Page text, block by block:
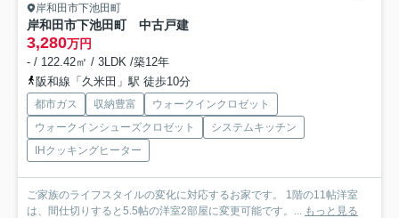
岸和田市下池田町
岸和田市下池田町 中古戸建
3,280万円
- / 122.42㎡ / 3LDK /築12年
阪和線「久米田」駅 徒歩10分
都市ガス 収納豊富
ウォークインクロゼット
ウォークインシューズクロゼット
システムキッチン
IHクッキングヒーター
ご家族のライフスタイルの変化に対応するお家です。 1階の11帖洋室
は、間仕切りすると5.5帖の洋室2部屋に変更可能です。...
もっと見る